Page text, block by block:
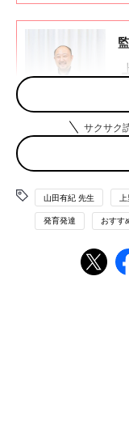
香
年
て
任
サクサク
山田有紀 先生
発育発達 おすす